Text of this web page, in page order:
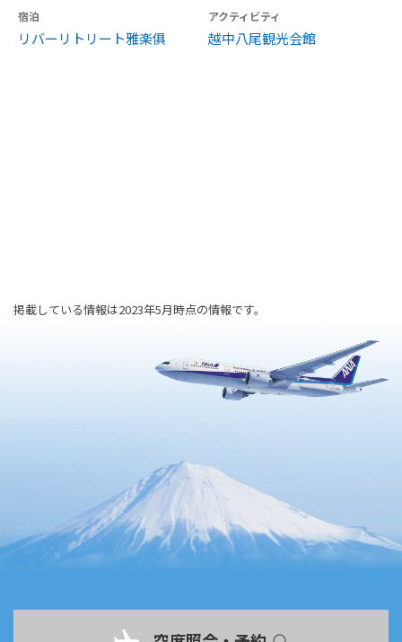
宿泊
リバーリトリート雅楽俱
アクティビティ
越中八尾観光会館
掲載している情報は2023年5月時点の情報です。